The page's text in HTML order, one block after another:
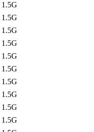
1.5G
1.5G
1.5G
1.5G
1.5G
1.5G
1.5G
1.5G
1.5G
1.5G